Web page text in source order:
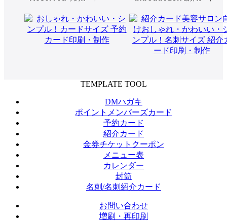
TEMPLATE TOOL
DMハガキ
ポイントメンバーズカード
予約カード
紹介カード
金券チケットクーポン
メニュー表
カレンダー
封筒
名刺/名刺紹介カード
お問い合わせ
増刷・再印刷